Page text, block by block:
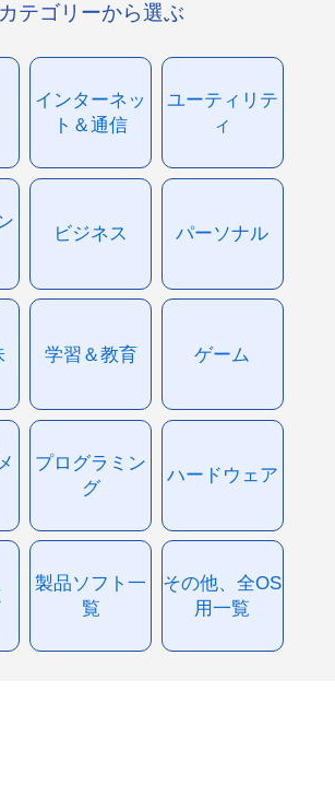
カテゴリーから選ぶ
インターネッ
ト＆通信
ユーティリテ
ィ
ビジネス パーソナル
学習＆教育 ゲーム
プログラミン
グ
ハードウェア
製品ソフト一
覧
その他、全OS
用一覧